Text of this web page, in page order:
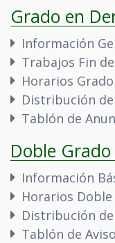
Grado en
Información
Trabajos Fin
Horarios
Distribución
Tablón de
Doble Grado
Información
Horarios Doble
Distribución
Tablón de